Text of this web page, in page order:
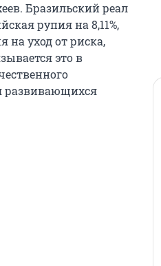
Бразильский реал
рупия на 8,11%,
на уход от риска,
это в
развивающихся